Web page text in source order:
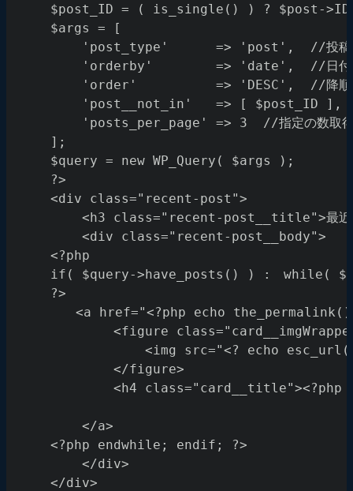
$post_ID = ( is_single() ) ? $post-
	$args = [
'post_type'      => 'post',  //投稿
'orderby'        => 'date',  //日付
'order'          => 'DESC',  //降
'post__not_in'   => [ $post_ID ],
'posts_per_page' => 3  //指定の数取
];
	$query = new WP_Query( $args );
	?>
	<div class="recent-post">
<h3 class="recent-post__title">最
		<div class="recent-post__body">
	<?php
if( $query->have_posts() ) :　while(
	?>
　　<a href="<?php echo
<figure
<img src="<? echo
			</figure>
<h4
		</a>
	<?php endwhile; endif; ?>
		</div>
	</div>